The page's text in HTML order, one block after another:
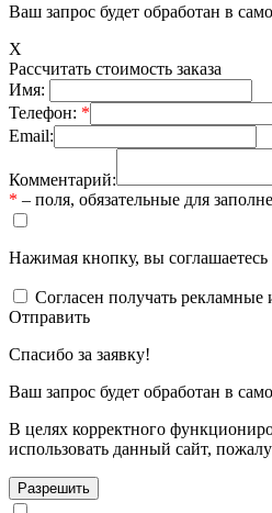
Ваш запрос будет обработан в
X
Рассчитать стоимость заказа
Имя:
Телефон: *
Email:
Комментарий:
* – поля, обязательные для
Нажимая кнопку, вы
Согласен получать
Отправить
Спасибо за заявку!
Ваш запрос будет обработан в
В целях корректного
использовать данный сайт,
Разрешить